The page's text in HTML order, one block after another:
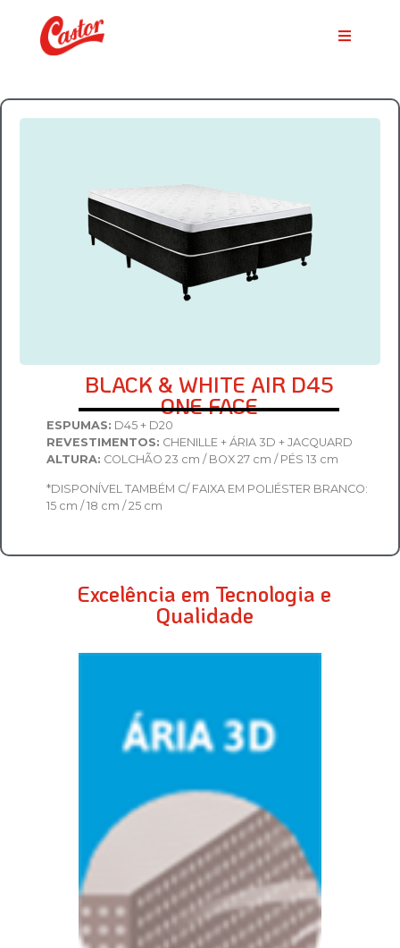
BLACK & WHITE AIR D45
ONE FACE
ESPUMAS: D45 + D20
REVESTIMENTOS: CHENILLE + ÁRIA 3D + JACQUARD
ALTURA: COLCHÃO 23 cm / BOX 27 cm / PÉS 13 cm
*DISPONÍVEL TAMBÉM C/ FAIXA EM POLIÉSTER BRANCO:
15 cm / 18 cm / 25 cm
Excelência em Tecnologia e
Qualidade